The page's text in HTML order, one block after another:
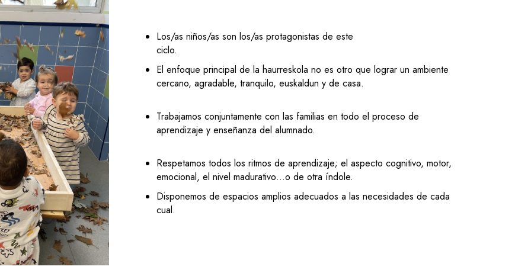
Los/as niños/as son los/as protagonistas de este
ciclo.
El enfoque principal de la haurreskola no es otro que lograr un ambiente
cercano, agradable, tranquilo, euskaldun y de casa.
Trabajamos conjuntamente con las familias en todo el proceso de
aprendizaje y enseñanza del alumnado.
Respetamos todos los ritmos de aprendizaje; el aspecto cognitivo, motor,
emocional, el nivel madurativo…o de otra índole.
Disponemos de espacios amplios adecuados a las necesidades de cada
cual.